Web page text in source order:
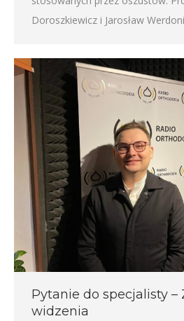
Doroszkiewicz i Jarosław
Pytanie do specjalisty –
widzenia